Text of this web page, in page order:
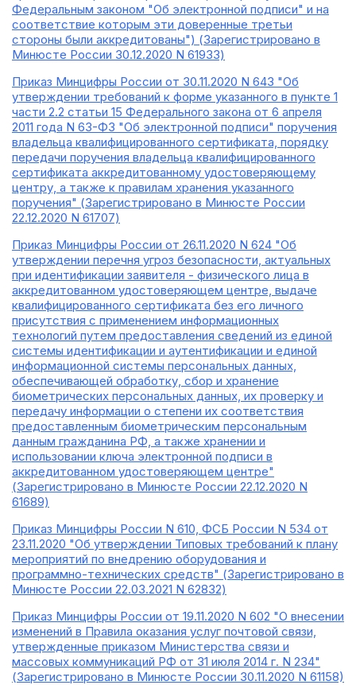
Федеральным законом "Об электронной подписи" и на
соответствие которым эти доверенные третьи
стороны были аккредитованы") (Зарегистрировано в
Минюсте России 30.12.2020 N 61933)
Приказ Минцифры России от 30.11.2020 N 643 "Об
утверждении требований к форме указанного в пункте 1
части 2.2 статьи 15 Федерального закона от 6 апреля
2011 года N 63-ФЗ "Об электронной подписи" поручения
владельца квалифицированного сертификата, порядку
передачи поручения владельца квалифицированного
сертификата аккредитованному удостоверяющему
центру, а также к правилам хранения указанного
поручения" (Зарегистрировано в Минюсте России
22.12.2020 N 61707)
Приказ Минцифры России от 26.11.2020 N 624 "Об
утверждении перечня угроз безопасности, актуальных
при идентификации заявителя - физического лица в
аккредитованном удостоверяющем центре, выдаче
квалифицированного сертификата без его личного
присутствия с применением информационных
технологий путем предоставления сведений из единой
системы идентификации и аутентификации и единой
информационной системы персональных данных,
обеспечивающей обработку, сбор и хранение
биометрических персональных данных, их проверку и
передачу информации о степени их соответствия
предоставленным биометрическим персональным
данным гражданина РФ, а также хранении и
использовании ключа электронной подписи в
аккредитованном удостоверяющем центре"
(Зарегистрировано в Минюсте России 22.12.2020 N
61689)
Приказ Минцифры России N 610, ФСБ России N 534 от
23.11.2020 "Об утверждении Типовых требований к плану
мероприятий по внедрению оборудования и
программно-технических средств" (Зарегистрировано в
Минюсте России 22.03.2021 N 62832)
Приказ Минцифры России от 19.11.2020 N 602 "О внесении
изменений в Правила оказания услуг почтовой связи,
утвержденные приказом Министерства связи и
массовых коммуникаций РФ от 31 июля 2014 г. N 234"
(Зарегистрировано в Минюсте России 30.11.2020 N 61158)